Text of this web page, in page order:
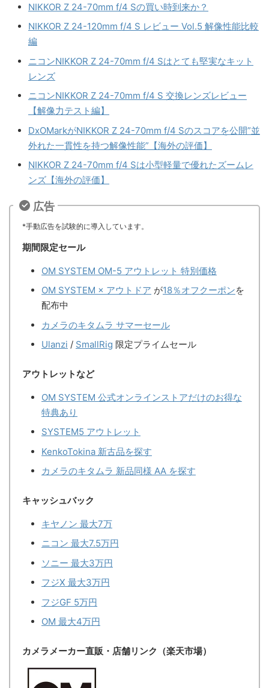
NIKKOR Z 24-70mm f/4 Sの買い時到来か？
NIKKOR Z 24-120mm f/4 S レビュー Vol.5 解像性能比較
編
ニコンNIKKOR Z 24-70mm f/4 Sはとても堅実なキット
レンズ
ニコンNIKKOR Z 24-70mm f/4 S 交換レンズレビュー
【解像力テスト編】
DxOMarkがNIKKOR Z 24-70mm f/4 Sのスコアを公開”並
外れた一貫性を持つ解像性能”【海外の評価】
NIKKOR Z 24-70mm f/4 Sは小型軽量で優れたズームレ
ンズ【海外の評価】
広告
*手動広告を試験的に導入しています。
期間限定セール
OM SYSTEM OM-5 アウトレット 特別価格
OM SYSTEM × アウトドア が18％オフクーポンを
配布中
カメラのキタムラ サマーセール
Ulanzi / SmallRig 限定プライムセール
アウトレットなど
OM SYSTEM 公式オンラインストアだけのお得な
特典あり
SYSTEM5 アウトレット
KenkoTokina 新古品を探す
カメラのキタムラ 新品同様 AA を探す
キャッシュバック
キヤノン 最大7万
ニコン 最大7.5万円
ソニー 最大3万円
フジX 最大3万円
フジGF 5万円
OM 最大4万円
カメラメーカー直販・店舗リンク（楽天市場）